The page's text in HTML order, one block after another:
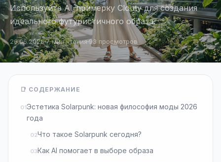
Используйте AI-примерку Clouty для создания
идеального футуристичного образа.
26.06.20267 мин чтения93 просмотров
📑 СОДЕРЖАНИЕ
Эстетика Solarpunk: новая философия моды 2026
года
Что такое Solarpunk сегодня?
Как AI помогает в выборе образа